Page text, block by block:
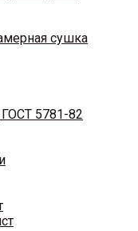
сушка
5781-82